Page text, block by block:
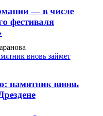
— в числе
фестиваля
памятник вновь